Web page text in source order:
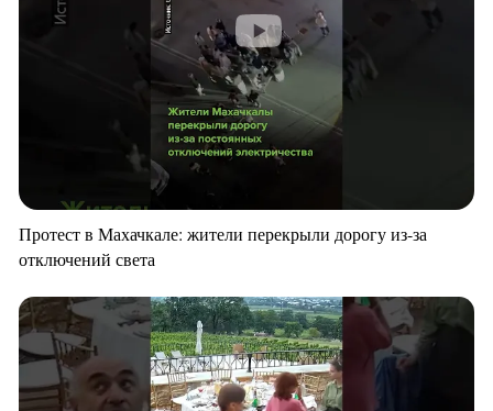
Протест в Махачкале: жители перекрыли дорогу из-за
отключений света